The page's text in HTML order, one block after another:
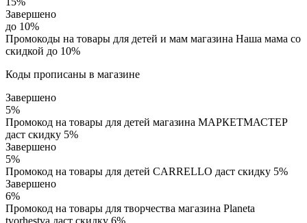
Завершено
до 10%
Промокоды на товары для детей и мам магазина Наша мама со
скидкой до 10%
Коды прописаны в магазине
Завершено
5%
Промокод на товары для детей магазина МАРКЕТМАСТЕР
даст скидку 5%
Завершено
5%
Промокод на товары для детей CARRELLO даст скидку 5%
Завершено
6%
Промокод на товары для творчества магазина Planeta